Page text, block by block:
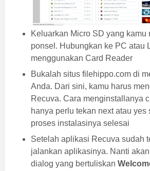
Keluarkan Micro SD yang kamu
ponsel. Hubungkan ke PC atau
menggunakan Card Reader
Bukalah situs filehippo.com di
Anda. Dari sini, kamu harus
Recuva. Cara menginstallanya
hanya perlu tekan next atau yes
proses instalasinya selesai
Setelah aplikasi Recuva sudah
jalankan aplikasinya. Nanti
dialog yang bertuliskan